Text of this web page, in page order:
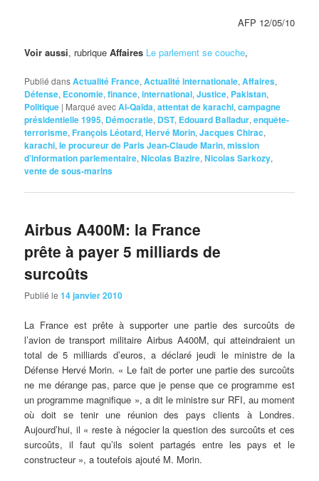
AFP 12/05/10
Voir aussi, rubrique Affaires Le parlement se couche,
Publié dansActualité France,Actualité internationale,Affaires,
Défense, Economie,finance,international,Justice, Pakistan,
Politique | Marqué avecAl-Qaïda,attentat de karachi,campagne
présidentielle 1995, Démocratie, DST, Edouard Balladur,enquête-
terrorisme,François Léotard,Hervé Morin,Jacques Chirac,
karachi,le procureur de Paris Jean-Claude Marin,mission
d’information parlementaire,Nicolas Bazire,Nicolas Sarkozy,
vente de sous-marins
Airbus A400M: la France
prête à payer 5 milliards de
surcoûts
Publié le14 janvier 2010
La France est prête à supporter une partie des surcoûts de
l’avion de transport militaire Airbus A400M, qui atteindraient un
total de 5 milliards d’euros, a déclaré jeudi le ministre de la
Défense Hervé Morin. « Le fait de porter une partie des surcoûts
ne me dérange pas, parce que je pense que ce programme est
un programme magnifique », a dit le ministre sur RFI, au moment
où doit se tenir une réunion des pays clients à Londres.
Aujourd’hui, il « reste à négocier la question des surcoûts et ces
surcoûts, il faut qu’ils soient partagés entre les pays et le
constructeur », a toutefois ajouté M. Morin.